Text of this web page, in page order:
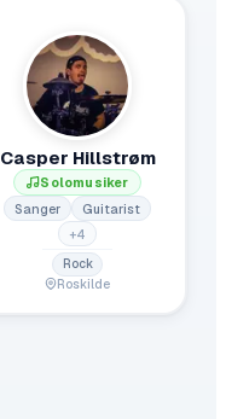
Casper Hillstrøm
Solomusiker
Sanger
Guitarist
+4
Rock
Roskilde